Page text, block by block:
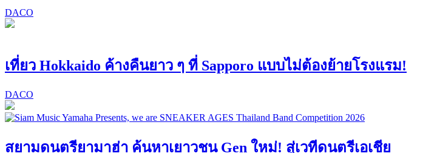
DACO
เที่ยว Hokkaido ค้างคืนยาว ๆ ที่ Sapporo แบบไม่ต้องย้ายโรงแรม!
DACO
สยามดนตรียามาฮ่า ค้นหาเยาวชน Gen ใหม่! สู่เวทีดนตรีเอเชีย